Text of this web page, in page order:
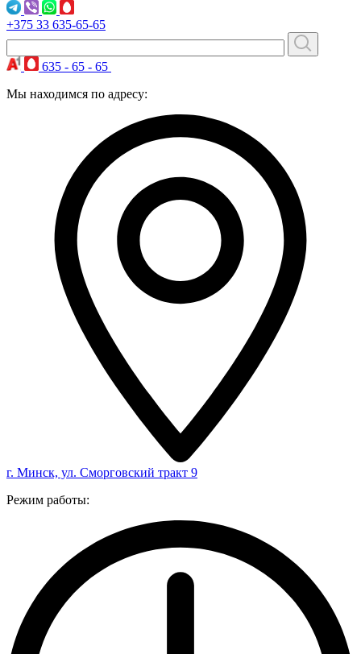
+375 33 635-65-65
635 - 65 - 65
Мы находимся по адресу:
г. Минск, ул. Сморговский тракт 9
Режим работы: